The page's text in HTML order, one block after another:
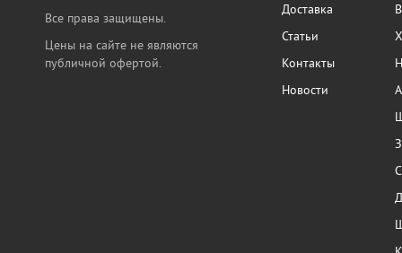
Все права защищены.
Цены на сайте не являются
публичной офертой.
Доставка
Статьи
Контакты
Новости